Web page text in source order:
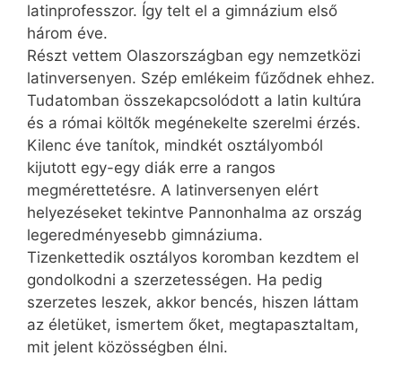
latinprofesszor. Így telt el a gimnázium első
három éve.
Részt vettem Olaszországban egy nemzetközi
latinversenyen. Szép emlékeim fűződnek ehhez.
Tudatomban összekapcsolódott a latin kultúra
és a római költők megénekelte szerelmi érzés.
Kilenc éve tanítok, mindkét osztályomból
kijutott egy-egy diák erre a rangos
megmérettetésre. A latinversenyen elért
helyezéseket tekintve Pannonhalma az ország
legeredményesebb gimnáziuma.
Tizenkettedik osztályos koromban kezdtem el
gondolkodni a szerzetességen. Ha pedig
szerzetes leszek, akkor bencés, hiszen láttam
az életüket, ismertem őket, megtapasztaltam,
mit jelent közösségben élni.